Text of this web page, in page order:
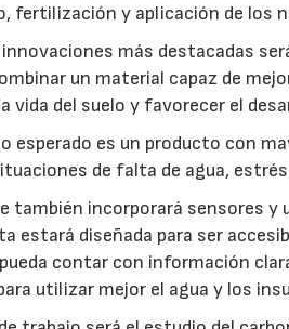
fertilización y aplicación de los
innovaciones más destacadas
un material capaz de
vida del suelo y favorecer el
esperado es un producto con
de falta de agua,
también incorporará sensores
estará diseñada para ser
contar con información
utilizar mejor el agua y los